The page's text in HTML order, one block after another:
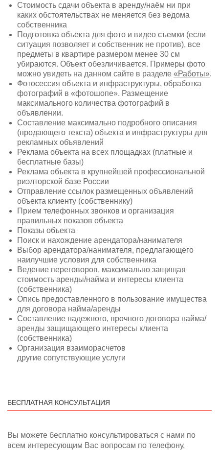
Стоимость сдачи объекта в аренду/наём ни при
каких обстоятельствах не меняется без ведома
собственника
Подготовка объекта для фото и видео съемки (если
ситуация позволяет и собственник не против), все
предметы в квартире размером менее 30 см
убираются. Объект обезличивается. Примеры фото
можно увидеть на данном сайте в разделе «Работы».
Фотосессия объекта и инфраструктуры, обработка
фотографий в «фотошопе». Размещение
максимального количества фотографий в
объявлении.
Составление максимально подробного описания
(продающего текста) объекта и инфраструктуры для
рекламных объявлений
Реклама объекта на всех площадках (платные и
бесплатные базы)
Реклама объекта в крупнейшей профессиональной
риэлторской базе России
Отправление ссылок размещенных объявлений
объекта клиенту (собственнику)
Прием телефонных звонков и организация
правильных показов объекта
Показы объекта
Поиск и нахождение арендатора/нанимателя
Выбор арендатора/нанимателя, предлагающего
наилучшие условия для собственника
Ведение переговоров, максимально защищая
стоимость аренды/найма и интересы клиента
(собственника)
Опись предоставленного в пользование имущества
для договора найма/аренды
Составление надежного, прочного договора найма/
аренды защищающего интересы клиента
(собственника)
Организация взаиморасчетов
другие сопутствующие услуги
БЕСПЛАТНАЯ КОНСУЛЬТАЦИЯ
Вы можете бесплатно консультироваться с нами по
всем интересующим Вас вопросам по телефону,